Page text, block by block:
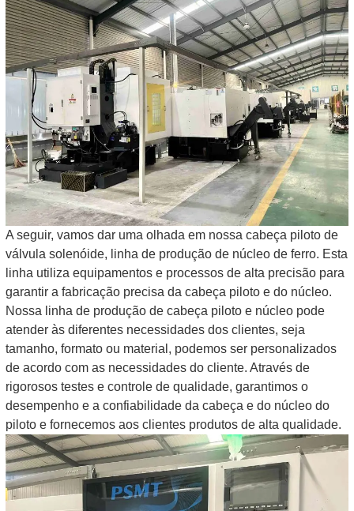
A seguir, vamos dar uma olhada em nossa cabeça piloto de
válvula solenóide, linha de produção de núcleo de ferro. Esta
linha utiliza equipamentos e processos de alta precisão para
garantir a fabricação precisa da cabeça piloto e do núcleo.
Nossa linha de produção de cabeça piloto e núcleo pode
atender às diferentes necessidades dos clientes, seja
tamanho, formato ou material, podemos ser personalizados
de acordo com as necessidades do cliente. Através de
rigorosos testes e controle de qualidade, garantimos o
desempenho e a confiabilidade da cabeça e do núcleo do
piloto e fornecemos aos clientes produtos de alta qualidade.